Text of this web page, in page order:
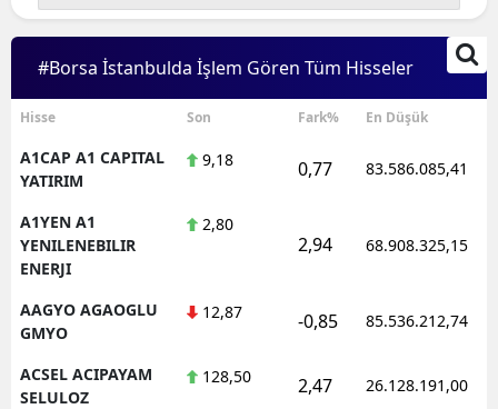
Çankırı
Çorum
Denizli
Elazığ
Erzurum
Eskişehir
#Borsa İstanbulda İşlem Gören Tüm Hisseler
Hisse Son Fark% En Düşük
A1CAP A1 CAPITAL
YATIRIM
9,18 0,77 83.586.085,41
A1YEN A1
YENILENEBILIR
ENERJI
2,80
2,94 68.908.325,15
AAGYO AGAOGLU
GMYO
12,87 -0,85 85.536.212,74
ACSEL ACIPAYAM
SELULOZ
128,50 2,47 26.128.191,00